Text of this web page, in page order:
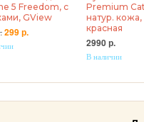
5 Freedom, с
GView
299 р.
Premium
натур. кожа,
красная
2990 р.
В наличии